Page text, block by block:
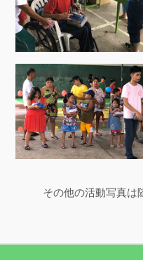
その他の活動写真は